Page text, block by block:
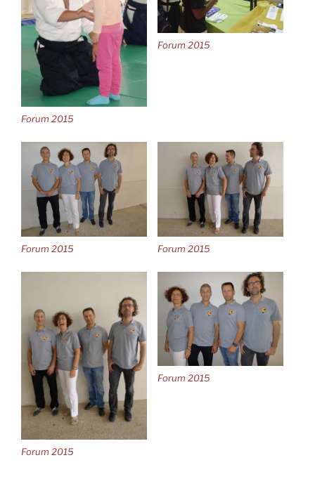
Forum 2015
Forum 2015
Forum 2015 Forum 2015
Forum 2015
Forum 2015